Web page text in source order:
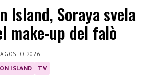
Island, Soraya svela
make-up del falò
2026
ISLAND TV